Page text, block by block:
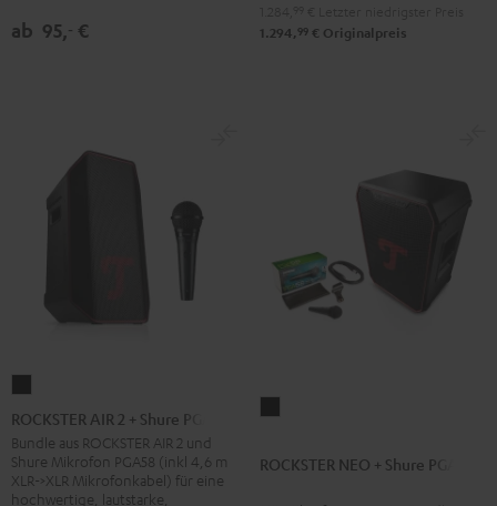
ab 95,‐ € 1.294, 99 € Originalpreis
AIR
2
+
Shure
ROCKSTER AIR 2 + Shure PGA58
Bundle aus ROCKSTER AIR 2 und
Shure Mikrofon PGA58 (inkl 4,6 m
XLR->XLR Mikrofonkabel) für eine
hochwertige, lautstarke,
+
ROCKSTER NEO + Shure PGA58